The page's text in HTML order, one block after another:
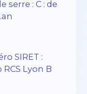
serre : C : de
SIRET :
Lyon B